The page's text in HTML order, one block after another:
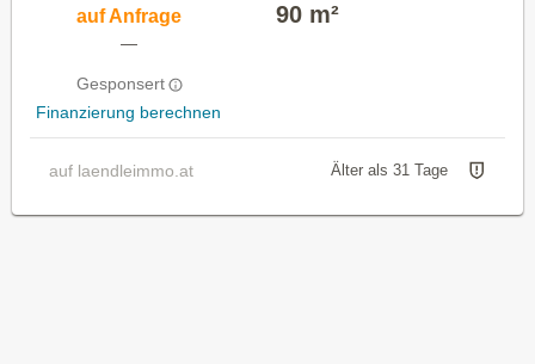
auf Anfrage
—
Gesponsert
Finanzierung berechnen
90 m²
auf laendleimmo.at Älter als 31 Tage